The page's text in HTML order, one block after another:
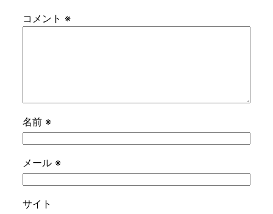
コメント ※
名前 ※
メール ※
サイト